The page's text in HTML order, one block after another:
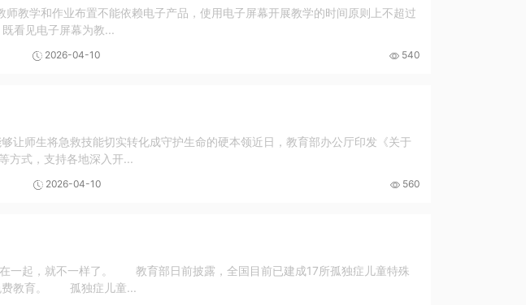
师教学和作业布置不能依赖电子产品，使用电子屏幕开展教学的时间原则上不超过
看见电子屏幕为教...
2026-04-10 540
让师生将急救技能切实转化成守护生命的硬本领近日，教育部办公厅印发《关于
方式，支持各地深入开...
2026-04-10 560
一起，就不一样了。 教育部日前披露，全国目前已建成17所孤独症儿童特殊
费教育。 孤独症儿童...